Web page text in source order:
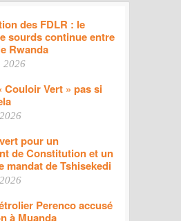
des FDLR : le
sourds continue entre
Rwanda
2026
Couloir Vert » pas si
pour un
de Constitution et un
mandat de Tshisekedi
Perenco accusé
à Muanda